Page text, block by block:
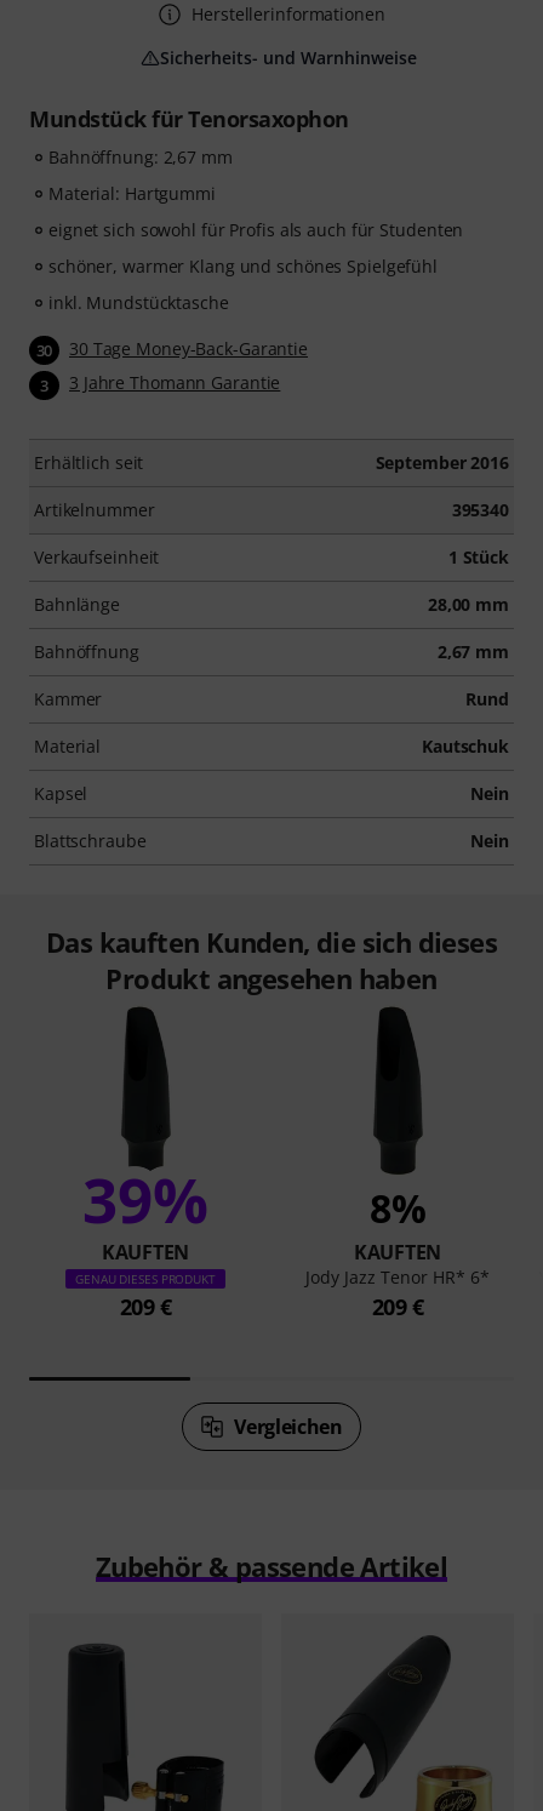
Mundstück für Tenorsaxophon
Bahnöffnung: 2,67 mm
Material: Hartgummi
eignet sich sowohl für Profis als auch für Studenten
schöner, warmer Klang und schönes Spielgefühl
inkl. Mundstücktasche
30 30 Tage Money-Back-Garantie
3 3 Jahre Thomann Garantie
Erhältlich seit September 2016
Artikelnummer 395340
Verkaufseinheit 1 Stück
Bahnlänge 28,00 mm
Bahnöffnung 2,67 mm
Kammer Rund
Material Kautschuk
Kapsel Nein
Blattschraube Nein
Herstellerinformationen
Sicherheits- und Warnhinweise
Das kauften Kunden, die sich dieses
Produkt angesehen haben
39%
KAUFTEN
GENAU DIESES PRODUKT
209 €
8%
KAUFTEN
Jody Jazz Tenor HR* 6*
209 €
Vergleichen
Zubehör & passende Artikel